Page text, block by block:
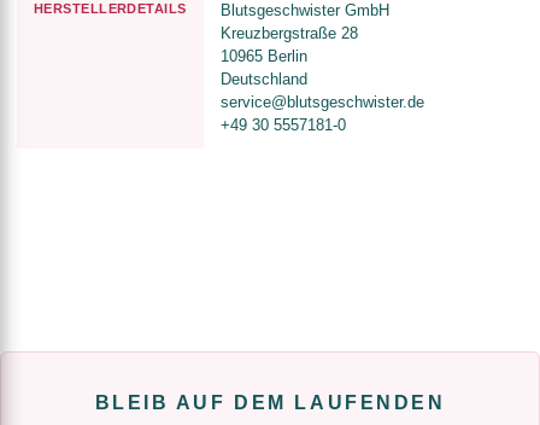
HERSTELLERDETAILS
Blutsgeschwister GmbH
Kreuzbergstraße 28
10965 Berlin
Deutschland
service@blutsgeschwister.de
+49 30 5557181-0
BLEIB AUF DEM LAUFENDEN